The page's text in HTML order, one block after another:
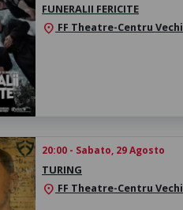
FUNERALII FERICITE
location_on FF Theatre-Centru Vechi
20:00 - Sabato, 29 Agosto
TURING
location_on FF Theatre-Centru Vechi